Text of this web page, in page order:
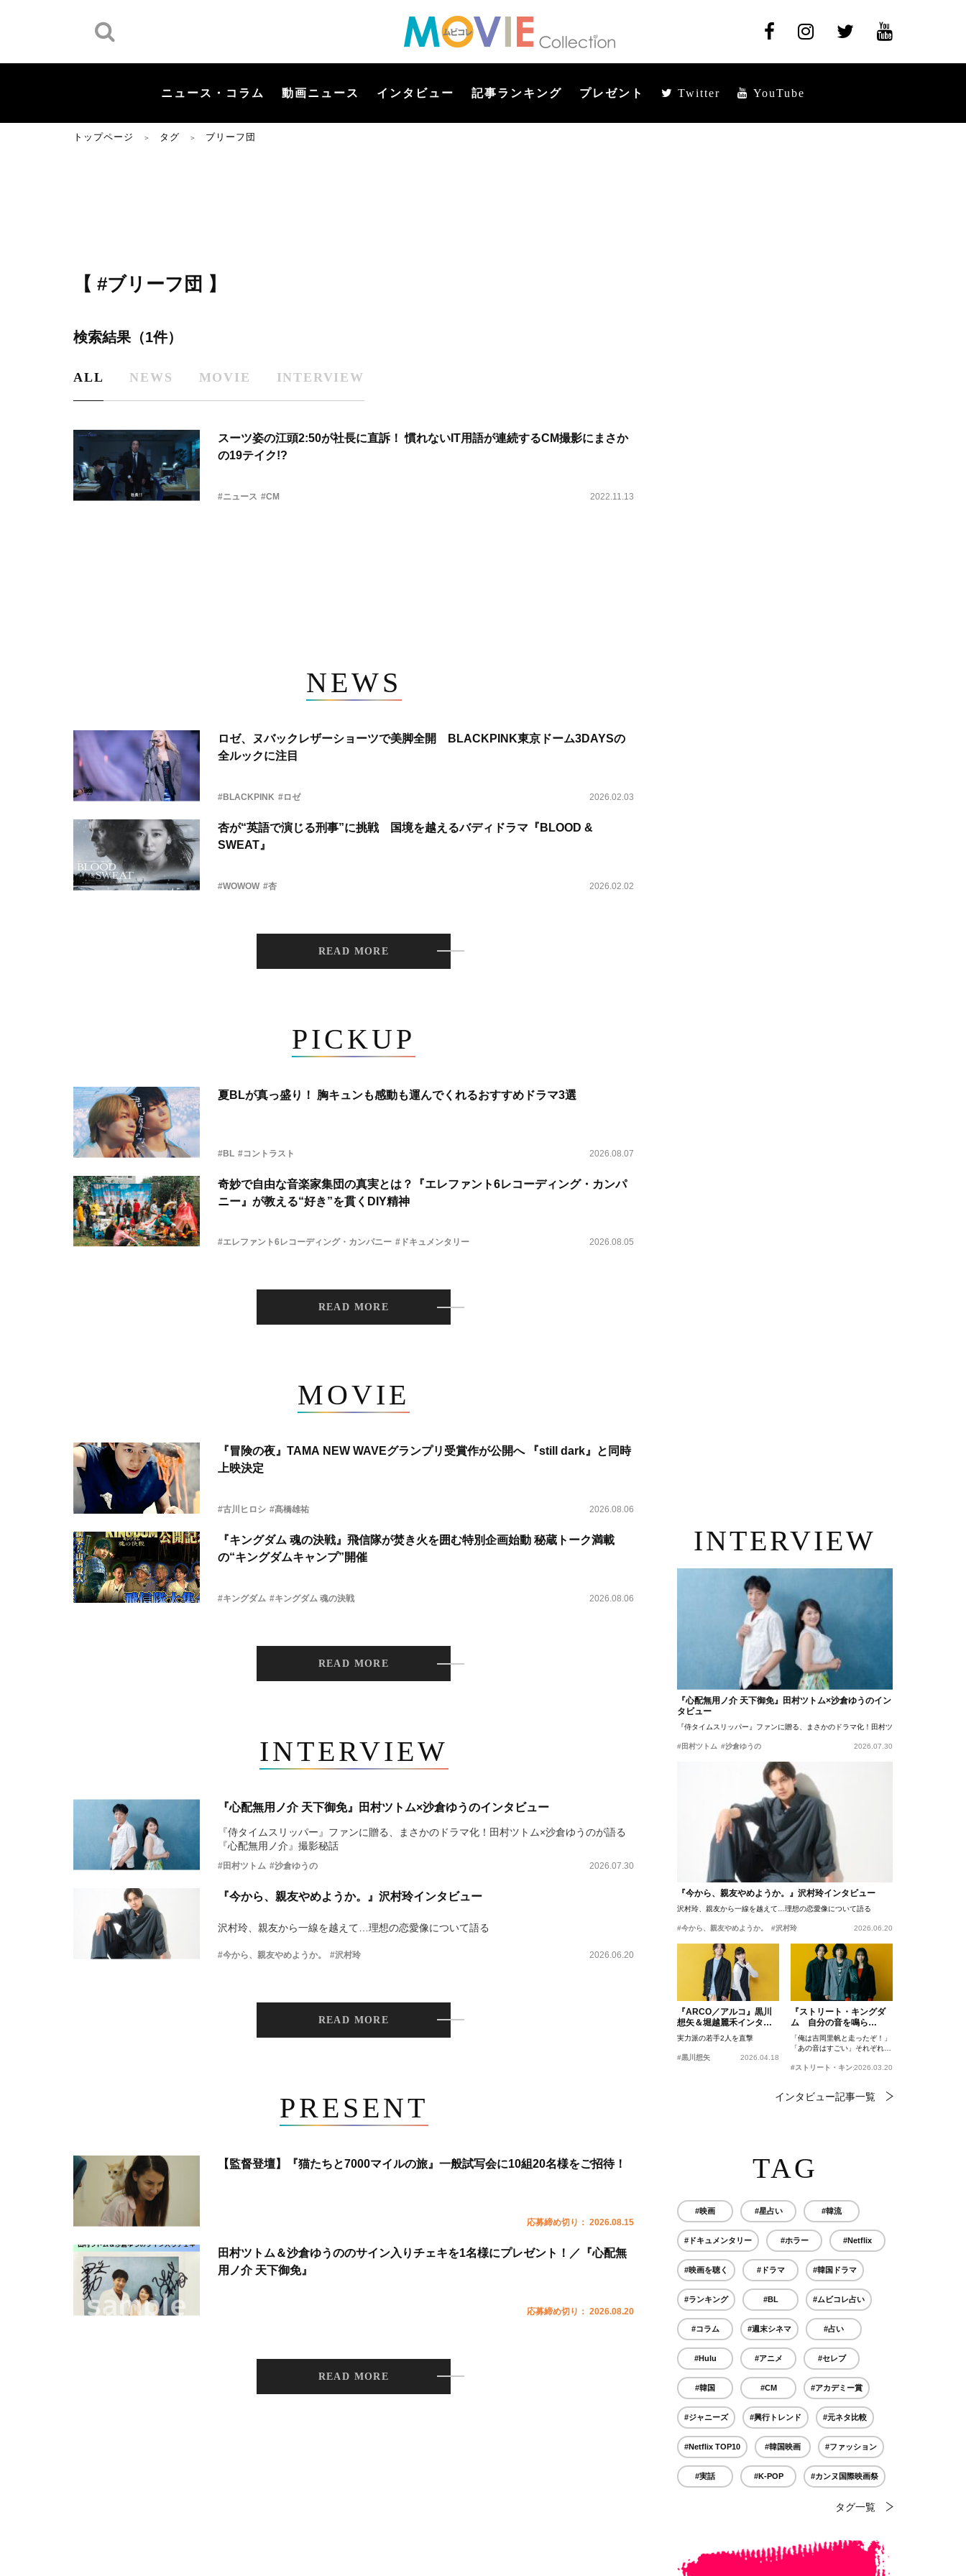
ニュース・コラム 動画ニュース インタビュー 記事ランキング プレゼント Twitter YouTube
トップページ ＞ タグ ＞ ブリーフ団
【 #ブリーフ団 】
検索結果（1件）
ALL NEWS MOVIE INTERVIEW
スーツ姿の江頭2:50が社長に直訴！ 慣れないIT用語が連続するCM撮影にまさか
の19テイク!?
#ニュース #CM 2022.11.13
NEWS
ロゼ、ヌバックレザーショーツで美脚全開 BLACKPINK東京ドーム3DAYSの
全ルックに注目
#BLACKPINK #ロゼ 2026.02.03
杏が“英語で演じる刑事”に挑戦 国境を越えるバディドラマ『BLOOD &
SWEAT』
#WOWOW #杏 2026.02.02
READ MORE
PICKUP
夏BLが真っ盛り！ 胸キュンも感動も運んでくれるおすすめドラマ3選
#BL #コントラスト 2026.08.07
奇妙で自由な音楽家集団の真実とは？『エレファント6レコーディング・カンパ
ニー』が教える“好き”を貫くDIY精神
#エレファント6レコーディング・カンパニー #ドキュメンタリー 2026.08.05
READ MORE
MOVIE
『冒険の夜』TAMA NEW WAVEグランプリ受賞作が公開へ 『still dark』と同時
上映決定
#古川ヒロシ #髙橋雄祐 2026.08.06
『キングダム 魂の決戦』飛信隊が焚き火を囲む特別企画始動 秘蔵トーク満載
の“キングダムキャンプ”開催
#キングダム #キングダム 魂の決戦 2026.08.06
READ MORE
INTERVIEW
『心配無用ノ介 天下御免』田村ツトム×沙倉ゆうのインタビュー
『侍タイムスリッパー』ファンに贈る、まさかのドラマ化！田村ツトム×沙倉ゆうのが語る
『心配無用ノ介』撮影秘話
#田村ツトム #沙倉ゆうの 2026.07.30
『今から、親友やめようか。』沢村玲インタビュー
沢村玲、親友から一線を越えて…理想の恋愛像について語る
#今から、親友やめようか。 #沢村玲 2026.06.20
READ MORE
PRESENT
【監督登壇】『猫たちと7000マイルの旅』一般試写会に10組20名様をご招待！
応募締め切り： 2026.08.15
田村ツトム＆沙倉ゆうののサイン入りチェキを1名様にプレゼント！／『心配無
用ノ介 天下御免』
応募締め切り： 2026.08.20
READ MORE
INTERVIEW
『心配無用ノ介 天下御免』田村ツトム×沙倉ゆうのイン
タビュー
『侍タイムスリッパー』ファンに贈る、まさかのドラマ化！田村ツトム×沙倉ゆうのが語
#田村ツトム #沙倉ゆうの 2026.07.30
『今から、親友やめようか。』沢村玲インタビュー
沢村玲、親友から一線を越えて…理想の恋愛像について語る
#今から、親友やめようか。 #沢村玲 2026.06.20
『ARCO／アルコ』黒川
想矢＆堀越麗禾インタビ
ュー
実力派の若手2人を直撃
#黒川想矢 2026.04.18
『ストリート・キングダ
ム 自分の音を鳴ら
せ。』峯田和伸、若葉竜
也、吉岡里帆インタビュ
ー
「俺は吉岡里帆と走ったぞ！」
「あの音はすごい」それぞれの
#ストリート・キングダム 自分の音を鳴らせ。
2026.03.20
インタビュー記事一覧
TAG
#映画 #星占い #韓流
#ドキュメンタリー #ホラー #Netflix
#映画を聴く #ドラマ #韓国ドラマ
#ランキング #BL #ムビコレ占い
#コラム #週末シネマ #占い
#Hulu #アニメ #セレブ
#韓国 #CM #アカデミー賞
#ジャニーズ #興行トレンド #元ネタ比較
#Netflix TOP10 #韓国映画 #ファッション
#実話 #K-POP #カンヌ国際映画祭
タグ一覧